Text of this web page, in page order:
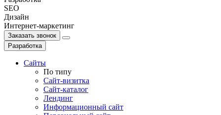
SEO
Дизайн
Интернет-маркетинг
Заказать звонок
Разработка
Сайты
По типу
Сайт-визитка
Сайт-каталог
Лендинг
Информационный сайт